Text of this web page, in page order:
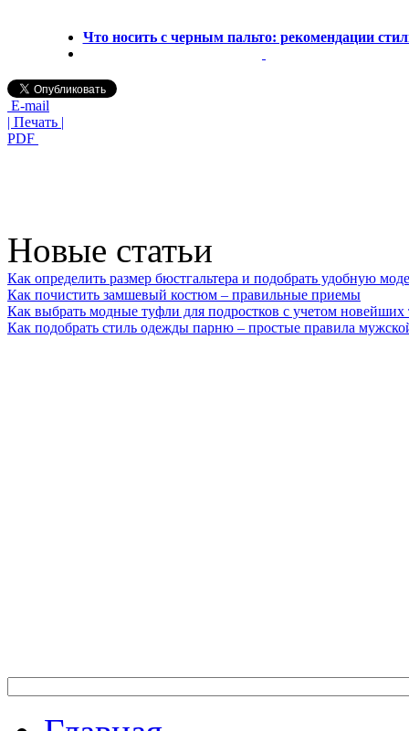
Что носить с черным пальто: рекомендации
E-mail
| Печать |
PDF
Новые статьи
Как определить размер бюстгальтера и подобрать удобную
Как почистить замшевый костюм – правильные приемы
Как выбрать модные туфли для подростков с учетом новейших
Как подобрать стиль одежды парню – простые правила